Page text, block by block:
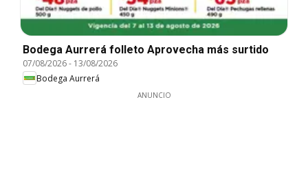
Bodega Aurrerá folleto Aprovecha más surtido
07/08/2026- 13/08/2026
Bodega Aurrerá
ANUNCIO